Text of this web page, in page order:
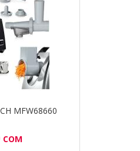
MFW68660
сом